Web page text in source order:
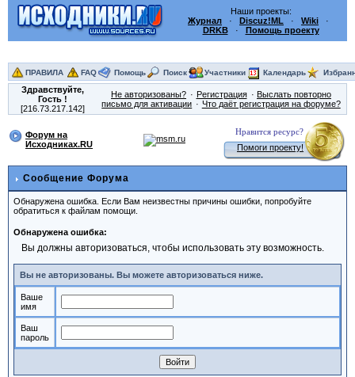
Наши проекты:
Журнал · Discuz!ML · Wiki ·
DRKB· Помощь проекту
ПРАВИЛА FAQ Помощь Поиск Участники Календарь
Здравствуйте,
Гость!
[216.73.217.142]
Не авторизованы? Регистрация
Выслать повторно
письмо для активации
Что даёт регистрация на форуме?
Форум на
Исходниках.RU
Нравится ресурс?
Помоги проекту!
Сообщение Форума
Обнаружена ошибка. Если Вам неизвестны причины ошибки, попробуйте
обратиться к файлам помощи.
Обнаружена ошибка:
Вы должны авторизоваться, чтобы использовать эту возможность.
Вы не авторизованы. Вы можете авторизоваться ниже.
Ваше
имя
Ваш
пароль